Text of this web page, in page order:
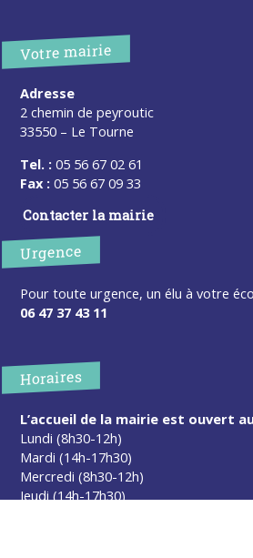
Votre mairie
Adresse
2 chemin de peyroutic
33550 – Le Tourne
Tel. : 05 56 67 02 61
Fax : 05 56 67 09 33
Contacter la mairie
Urgence
Pour toute urgence, un élu à votre
06 47 37 43 11
Horaires
L’accueil de la mairie est ouvert
Lundi (8h30-12h)
Mardi (14h-17h30)
Mercredi (8h30-12h)
Jeudi (14h-17h30)